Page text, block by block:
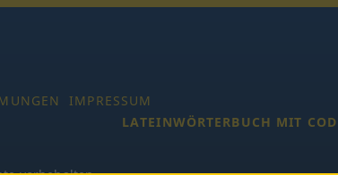
IMPRESSUM
LATEINWÖRTERBUCH MIT